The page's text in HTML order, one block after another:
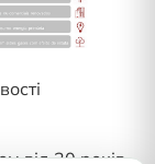
від 30 років